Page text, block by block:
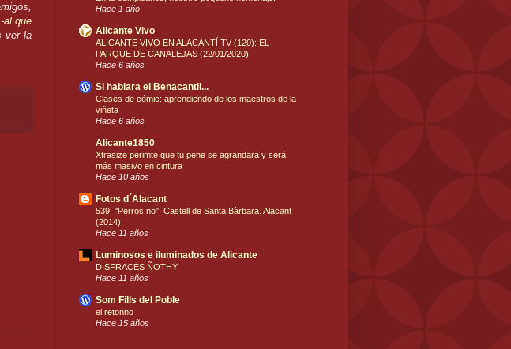
al que
ver la
Hace 1 año
Alicante Vivo
ALICANTE VIVO EN ALACANTÍ TV (120): EL
PARQUE DE CANALEJAS (22/01/2020)
Hace 6 años
Si hablara el Benacantil...
Clases de cómic: aprendiendo de los maestros de la
viñeta
Hace 6 años
Alicante1850
Xtrasize perimte que tu pene se agrandará y será
más masivo en cintura
Hace 10 años
Fotos d´Alacant
539. "Perros no". Castell de Santa Bàrbara. Alacant
(2014).
Hace 11 años
Luminosos e iluminados de Alicante
DISFRACES ÑOTHY
Hace 11 años
Som Fills del Poble
el retonno
Hace 15 años